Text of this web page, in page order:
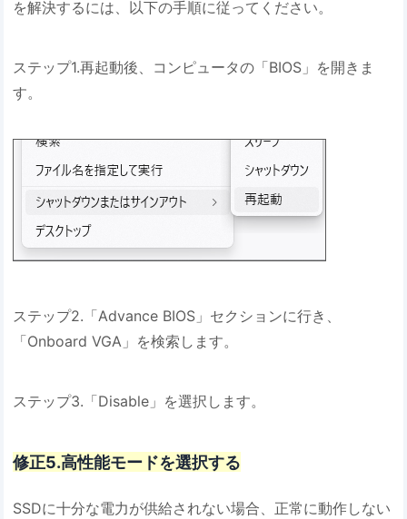
を解決するには、以下の手順に従ってください。
ステップ1.再起動後、コンピュータの「BIOS」を開きま
す。
ステップ2.「Advance BIOS」セクションに行き、
「Onboard VGA」を検索します。
ステップ3.「Disable」を選択します。
修正5.高性能モードを選択する
SSDに十分な電力が供給されない場合、正常に動作しない